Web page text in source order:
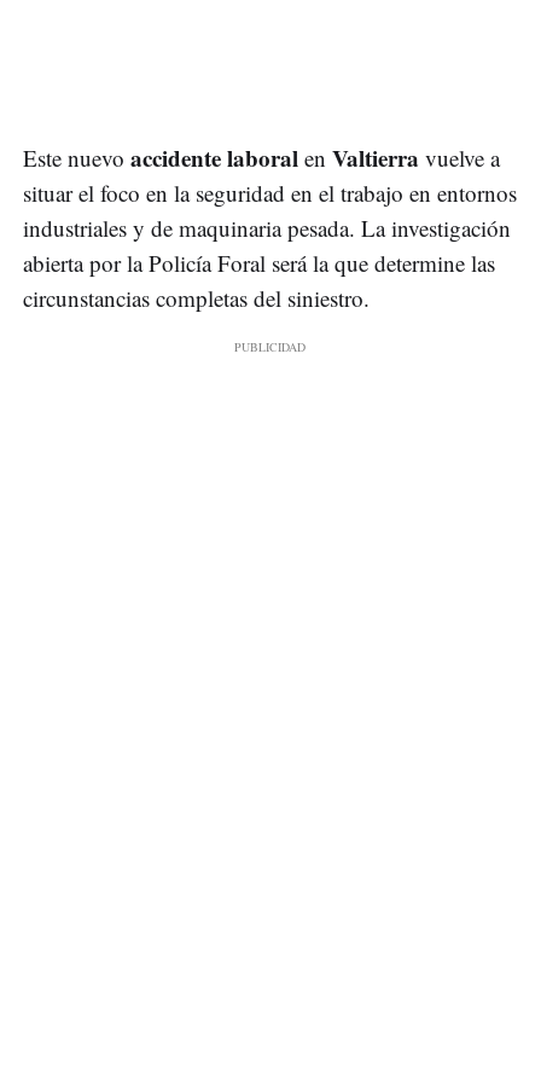
Este nuevo accidente laboral en Valtierra vuelve a
situar el foco en la seguridad en el trabajo en entornos
industriales y de maquinaria pesada. La investigación
abierta por la Policía Foral será la que determine las
circunstancias completas del siniestro.